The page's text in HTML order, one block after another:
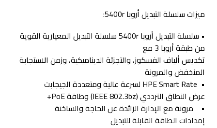
ميزات سلسلة التبديل أروبا 5400r:
• سلسلة التبديل أروبا 5400r سلسلة التبديل المعيارية القوية
من طبقة أروبا 3 مع
تكديس ألياف الفسكوز، والتجزئة الديناميكية، وزمن الاستجابة
المنخفض والمرونة
• HPE Smart Rate لسرعة عالية ومتعددة الجيجابت
عرض النطاق الترددي (IEEE 802.3bz) وطاقة PoE+
• مرونة مع الإدارة الزائدة عن الحاجة والساخنة
إمدادات الطاقة القابلة للتبديل